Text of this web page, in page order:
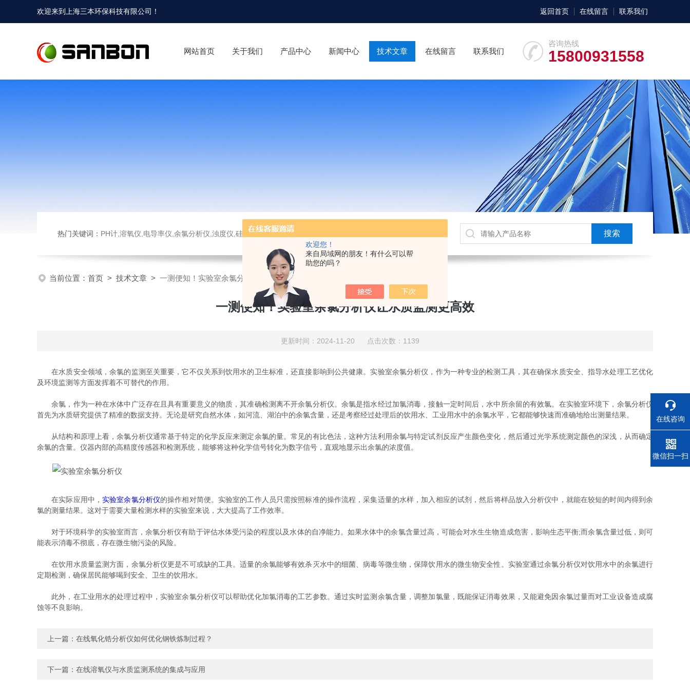
欢迎您！
来自局域网的朋友！有什么可以帮
助您的吗？
欢迎来到 上海三本环保科技有限公司 ！ 返回首页 在线留言 联系我们
咨询热线
15800931558
网站首页 关于我们 产品中心 新闻中心 技术文章 在线留言 联系我们
热门关键词： PH计,溶氧仪,电导率仪,余氯分析仪,浊度仪,硅酸根分析仪，磷酸根分析仪，钠表，流量计，刮油机，溶氧电极，PH电极，气体分析仪，氧化锆分析仪，压力变送器，刮油机，电导电极，锑电极，ORP电极，酸度计，气体检测仪，液位计，温度变送器，PH变送器
当前位置： 首页 > 技术文章 > 一测便知！实验室余氯分析仪让水质监测更高效
一测便知！实验室余氯分析仪让水质监测更高效
更新时间：2024-11-20 点击次数：1139
在水质安全领域，余氯的监测至关重要，它不仅关系到饮用水的卫生标准，还直接影响到公共健康。实验室余氯分析仪，作为一种专业的检测工具，其在确保水质安全、指导水处理工艺优化
及环境监测等方面发挥着不可替代的作用。
余氯，作为一种在水体中广泛存在且具有重要意义的物质，其准确检测离不开余氯分析仪。余氯是指水经过加氯消毒，接触一定时间后，水中所余留的有效氯。在实验室环境下，余氯分析仪
首先为水质研究提供了精准的数据支持。无论是研究自然水体，如河流、湖泊中的余氯含量，还是考察经过处理后的饮用水、工业用水中的余氯水平，它都能够快速而准确地给出测量结果。
从结构和原理上看，余氯分析仪通常基于特定的化学反应来测定余氯的量。常见的有比色法，这种方法利用余氯与特定试剂反应产生颜色变化，然后通过光学系统测定颜色的深浅，从而确定
余氯的含量。仪器内部的高精度传感器和检测系统，能够将这种化学信号转化为数字信号，直观地显示出余氯的浓度值。
在实际应用中，实验室余氯分析仪的操作相对简便。实验室的工作人员只需按照标准的操作流程，采集适量的水样，加入相应的试剂，然后将样品放入分析仪中，就能在较短的时间内得到余
氯的测量结果。这对于需要大量检测水样的实验室来说，大大提高了工作效率。
对于环境科学的实验室而言，余氯分析仪有助于评估水体受污染的程度以及水体的自净能力。如果水体中的余氯含量过高，可能会对水生生物造成危害，影响生态平衡;而余氯含量过低，则可
能表示消毒不彻底，存在微生物污染的风险。
在饮用水质量监测方面，余氯分析仪更是不可或缺的工具。适量的余氯能够有效杀灭水中的细菌、病毒等微生物，保障饮用水的微生物安全性。实验室通过余氯分析仪对饮用水中的余氯进行
定期检测，确保居民能够喝到安全、卫生的饮用水。
此外，在工业用水的处理过程中，实验室余氯分析仪可以帮助优化加氯消毒的工艺参数。通过实时监测余氯含量，调整加氯量，既能保证消毒效果，又能避免因余氯过量而对工业设备造成腐
蚀等不良影响。
上一篇： 在线氧化锆分析仪如何优化钢铁炼制过程？
下一篇： 在线溶氧仪与水质监测系统的集成与应用
在线咨询
电话
微信扫一扫